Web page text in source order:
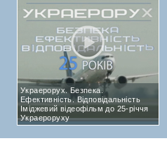
Украерорух. Безпека.
Ефективність. Відповідальність
Іміджевий відеофільм до 25-річчя
Украероруху